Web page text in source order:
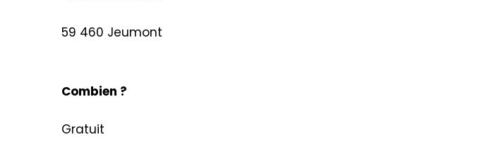
59 460 Jeumont
Combien ?
Gratuit